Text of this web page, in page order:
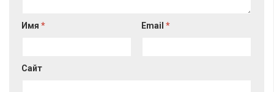
Имя * Email*
Сайт